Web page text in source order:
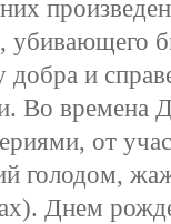
добра и
Во времена
от
голодом,
Днем